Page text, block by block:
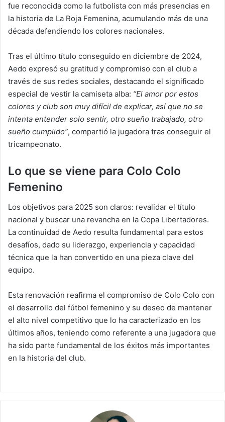
fue reconocida como la futbolista con más presencias en
la historia de La Roja Femenina, acumulando más de una
década defendiendo los colores nacionales.
Tras el último título conseguido en diciembre de 2024,
Aedo expresó su gratitud y compromiso con el club a
través de sus redes sociales, destacando el significado
especial de vestir la camiseta alba: “El amor por estos
colores y club son muy difícil de explicar, así que no se
intenta entender solo sentir, otro sueño trabajado, otro
sueño cumplido”, compartió la jugadora tras conseguir el
tricampeonato.
Lo que se viene para Colo Colo
Femenino
Los objetivos para 2025 son claros: revalidar el título
nacional y buscar una revancha en la Copa Libertadores.
La continuidad de Aedo resulta fundamental para estos
desafíos, dado su liderazgo, experiencia y capacidad
técnica que la han convertido en una pieza clave del
equipo.
Esta renovación reafirma el compromiso de Colo Colo con
el desarrollo del fútbol femenino y su deseo de mantener
el alto nivel competitivo que lo ha caracterizado en los
últimos años, teniendo como referente a una jugadora que
ha sido parte fundamental de los éxitos más importantes
en la historia del club.